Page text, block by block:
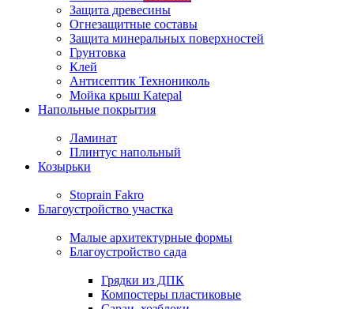
Защита древесины
Огнезащитные составы
Защита минеральных поверхностей
Грунтовка
Клей
Антисептик Технониколь
Мойка крыш Katepal
Напольные покрытия
Ламинат
Плинтус напольный
Козырьки
Stoprain Fakro
Благоустройство участка
Малые архитектурные формы
Благоустройство сада
Грядки из ДПК
Компостеры пластиковые